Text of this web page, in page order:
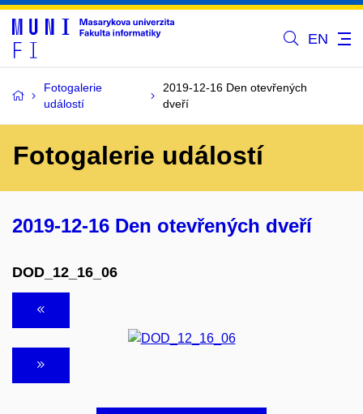
EN
Fotogalerie
událostí
2019-12-16 Den otevřených
dveří
Fotogalerie událostí
2019-12-16 Den otevřených dveří
DOD_12_16_06